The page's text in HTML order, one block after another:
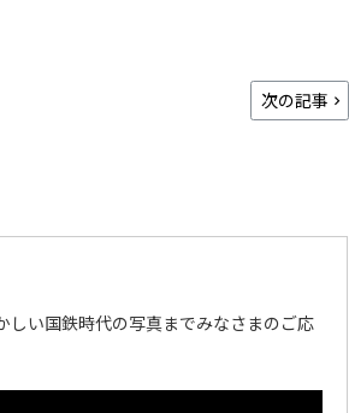
次の記事
しい国鉄時代の写真までみなさまのご応